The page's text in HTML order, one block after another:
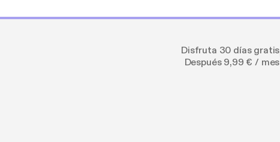
Disfruta 30 días gratis
Después 9,99 € / mes